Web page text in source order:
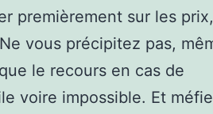
premièrement sur les
vous précipitez pas,
le recours en cas de
voire impossible. Et